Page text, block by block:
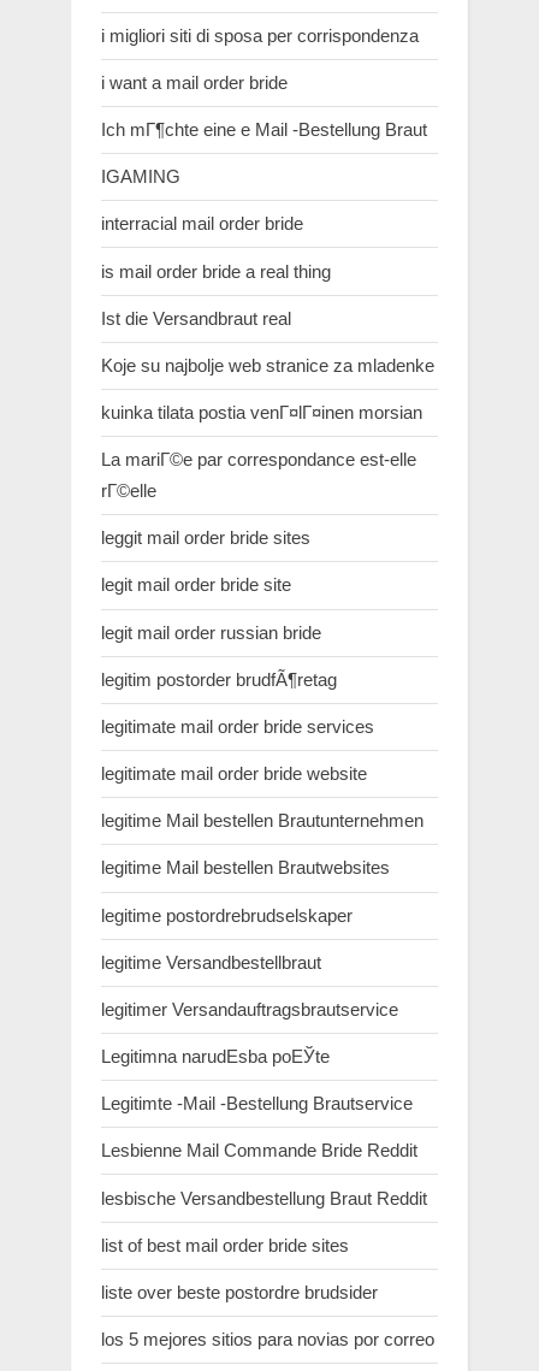
i migliori siti di sposa per corrispondenza
i want a mail order bride
Ich mГ¶chte eine e Mail -Bestellung Braut
IGAMING
interracial mail order bride
is mail order bride a real thing
Ist die Versandbraut real
Koje su najbolje web stranice za mladenke
kuinka tilata postia venГ¤lГ¤inen morsian
La mariГ©e par correspondance est-elle
rГ©elle
leggit mail order bride sites
legit mail order bride site
legit mail order russian bride
legitim postorder brudfÃ¶retag
legitimate mail order bride services
legitimate mail order bride website
legitime Mail bestellen Brautunternehmen
legitime Mail bestellen Brautwebsites
legitime postordrebrudselskaper
legitime Versandbestellbraut
legitimer Versandauftragsbrautservice
Legitimna narudЕѕba poЕЎte
Legitimte -Mail -Bestellung Brautservice
Lesbienne Mail Commande Bride Reddit
lesbische Versandbestellung Braut Reddit
list of best mail order bride sites
liste over beste postordre brudsider
los 5 mejores sitios para novias por correo